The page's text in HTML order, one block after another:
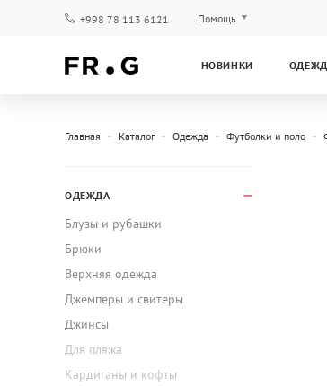
+998 78 113 6121 Помощь
Гарантия
НОВИНКИ
Главная Каталог Одежда Футболки и поло
ОДЕЖДА
Блузы и рубашки
Брюки
Верхняя одежда
Джемперы и свитеры
Джинсы
Для пляжа
Кардиганы и кофты